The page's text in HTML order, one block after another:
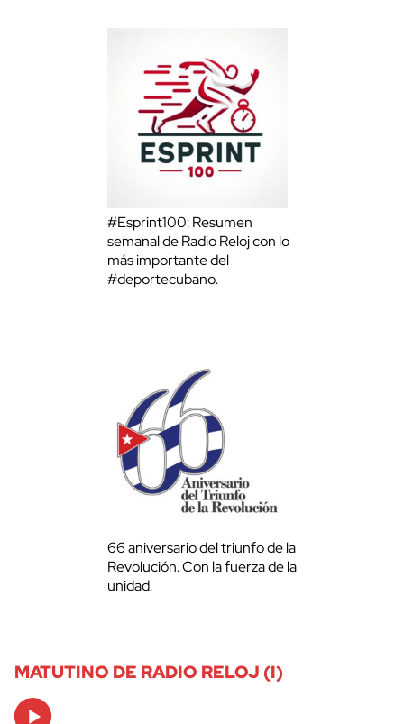
#Esprint100: Resumen
semanal de Radio Reloj con lo
más importante del
#deportecubano.
66 aniversario del triunfo de la
Revolución. Con la fuerza de la
unidad.
MATUTINO DE RADIO RELOJ (I)
Audio